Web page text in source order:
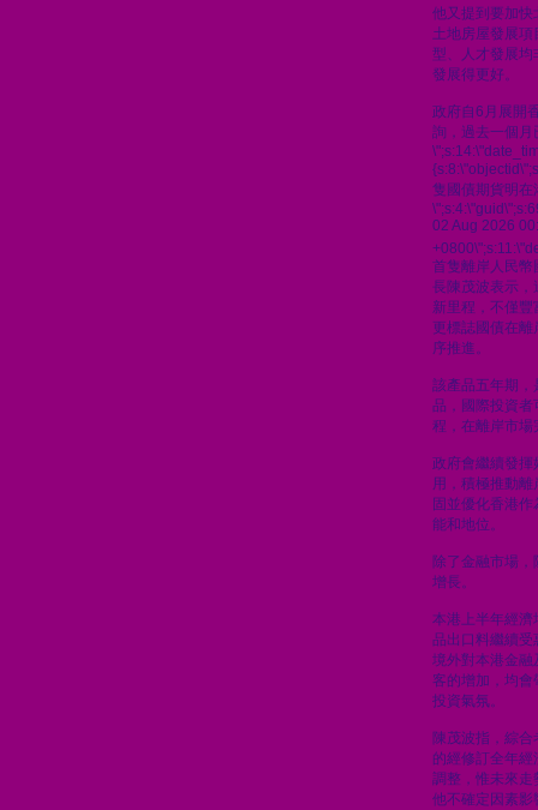
他又提到要加快
土地房屋發展
型、人才發展均
發展得更好。
政府自6月展開
詢，過去一個月
隻國債期貨明在
02 Aug 2026
首隻離岸人民幣
長陳茂波表示，
新里程，不僅
更標誌國債在
序推進。
該產品五年期，
品，國際投資者
程，在離岸市場
政府會繼續發揮
用，積極推動
固並優化香港
能和地位。
除了金融市場
增長。
本港上半年經
品出口料繼續受
境外對本港金融
客的增加，均會
投資氣氛。
陳茂波指，綜
的經修訂全年
調整，惟未來走
他不確定因素影